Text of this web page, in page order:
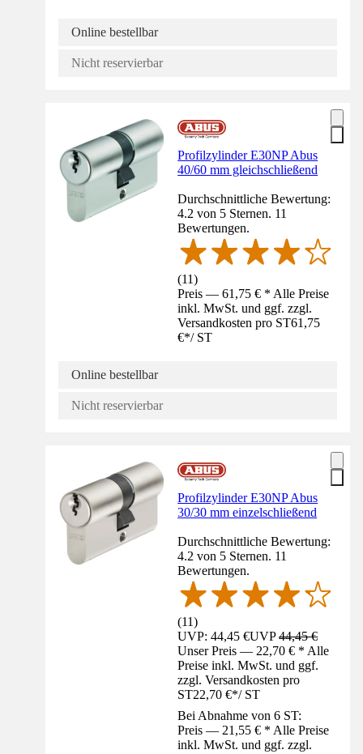
Online bestellbar
Nicht reservierbar
Profilzylinder E30NP Abus
40/60 mm gleichschließend
Durchschnittliche Bewertung:
4.2 von 5 Sternen. 11
Bewertungen.
(11)
Preis — 61,75 € * Alle Preise
inkl. MwSt. und ggf. zzgl.
Versandkosten pro ST61,75
€*/ ST
Online bestellbar
Nicht reservierbar
Profilzylinder E30NP Abus
30/30 mm einzelschließend
Durchschnittliche Bewertung:
4.2 von 5 Sternen. 11
Bewertungen.
(11)
UVP: 44,45 €UVP44,45 €
Unser Preis — 22,70 € * Alle
Preise inkl. MwSt. und ggf.
zzgl. Versandkosten pro
ST22,70 €*/ ST
Bei Abnahme von 6 ST:
Preis — 21,55 € * Alle Preise
inkl. MwSt. und ggf. zzgl.